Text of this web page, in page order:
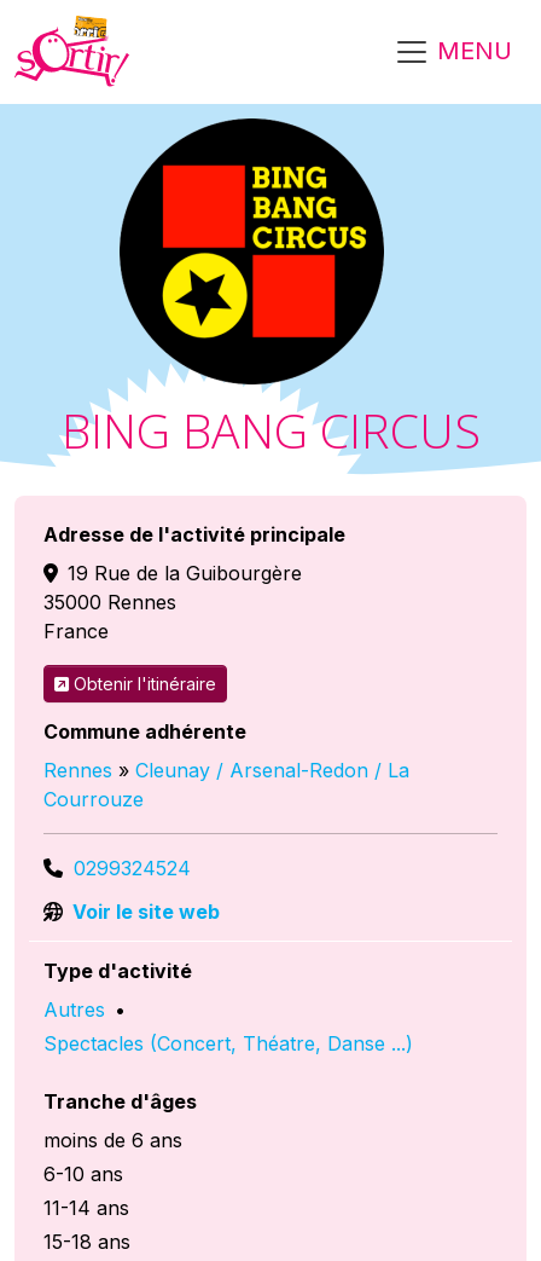
MENU
BING BANG CIRCUS
Adresse de l'activité principale
19 Rue de la Guibourgère
35000 Rennes
France
Obtenir l'itinéraire
Commune adhérente
Rennes » Cleunay / Arsenal-Redon / La
Courrouze
0299324524
Voir le site web
Type d'activité
Autres •
Spectacles (Concert, Théatre, Danse ...)
Tranche d'âges
moins de 6 ans
6-10 ans
11-14 ans
15-18 ans